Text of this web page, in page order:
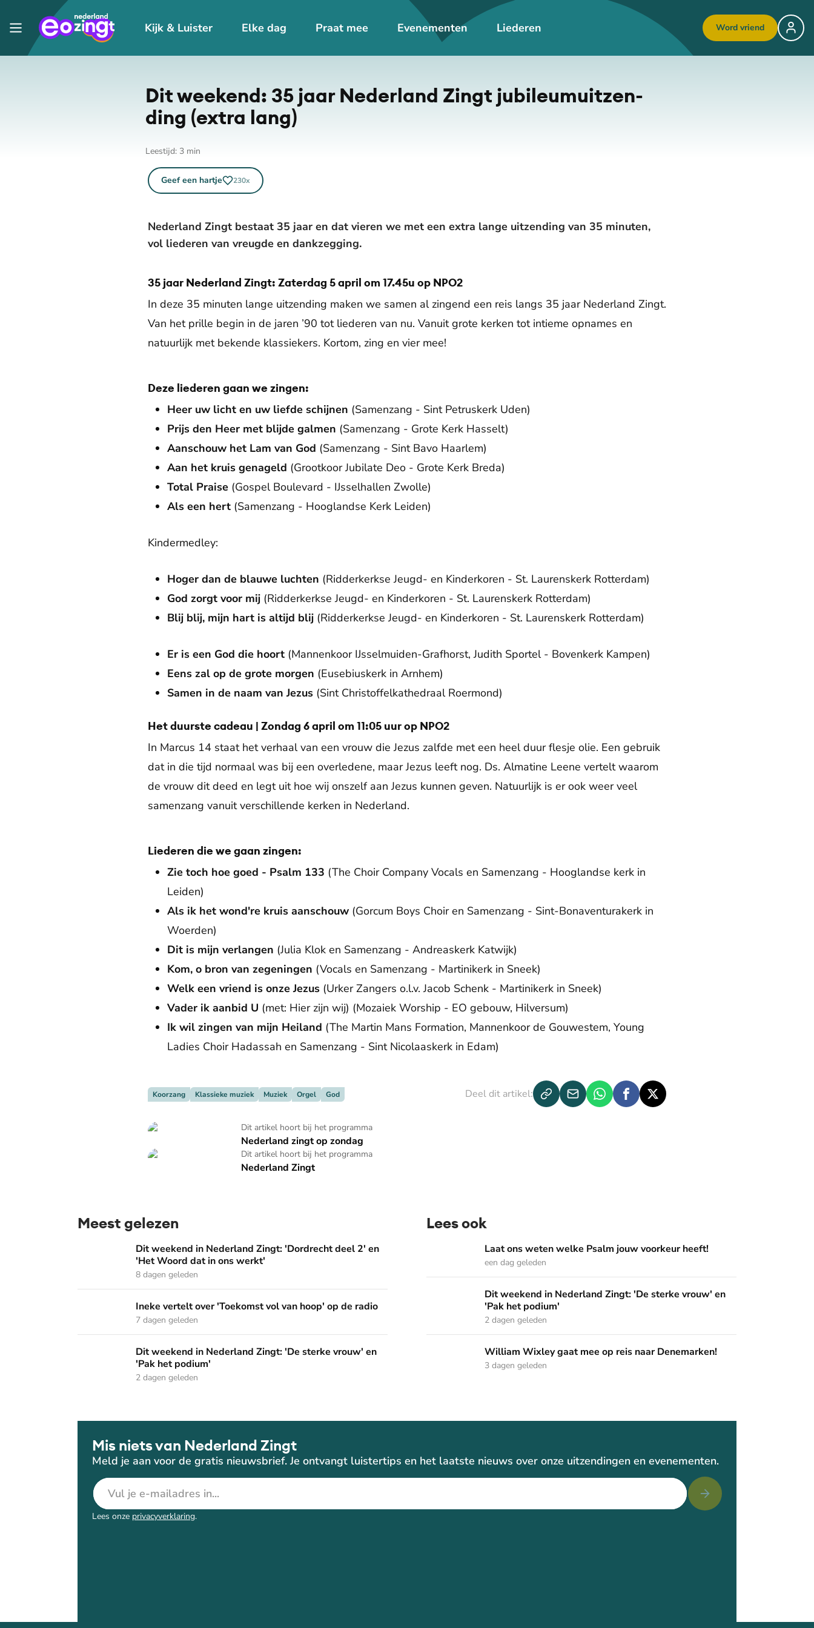
Kijk & Luister Elke dag Praat mee Evenementen Liederen Word vriend
Dit weekend: 35 jaar Nederland Zingt ju­bi­le­um­uit­zen­
ding (extra lang)
Leestijd: 3 min
Geef een hartje 230x
Nederland Zingt bestaat 35 jaar en dat vieren we met een extra lange uitzending van 35 minuten,
vol liederen van vreugde en dankzegging.
35 jaar Nederland Zingt: Zaterdag 5 april om 17.45u op NPO2
In deze 35 minuten lange uitzending maken we samen al zingend een reis langs 35 jaar Nederland Zingt.
Van het prille begin in de jaren ’90 tot liederen van nu. Vanuit grote kerken tot intieme opnames en
natuurlijk met bekende klassiekers. Kortom, zing en vier mee!
Deze liederen gaan we zingen:
Heer uw licht en uw liefde schijnen (Samenzang - Sint Petruskerk Uden)
Prijs den Heer met blijde galmen (Samenzang - Grote Kerk Hasselt)
Aanschouw het Lam van God (Samenzang - Sint Bavo Haarlem)
Aan het kruis genageld (Grootkoor Jubilate Deo - Grote Kerk Breda)
Total Praise (Gospel Boulevard - IJsselhallen Zwolle)
Als een hert (Samenzang - Hooglandse Kerk Leiden)
Kindermedley:
Hoger dan de blauwe luchten (Ridderkerkse Jeugd- en Kinderkoren - St. Laurenskerk Rotterdam)
God zorgt voor mij (Ridderkerkse Jeugd- en Kinderkoren - St. Laurenskerk Rotterdam)
Blij blij, mijn hart is altijd blij (Ridderkerkse Jeugd- en Kinderkoren - St. Laurenskerk Rotterdam)
Er is een God die hoort (Mannenkoor IJsselmuiden-Grafhorst, Judith Sportel - Bovenkerk Kampen)
Eens zal op de grote morgen (Eusebiuskerk in Arnhem)
Samen in de naam van Jezus (Sint Christoffelkathedraal Roermond)
Het duurste cadeau | Zondag 6 april om 11:05 uur op NPO2
In Marcus 14 staat het verhaal van een vrouw die Jezus zalfde met een heel duur flesje olie. Een gebruik
dat in die tijd normaal was bij een overledene, maar Jezus leeft nog. Ds. Almatine Leene vertelt waarom
de vrouw dit deed en legt uit hoe wij onszelf aan Jezus kunnen geven. Natuurlijk is er ook weer veel
samenzang vanuit verschillende kerken in Nederland.
Liederen die we gaan zingen:
Zie toch hoe goed - Psalm 133 (The Choir Company Vocals en Samenzang - Hooglandse kerk in
Leiden)
Als ik het wond're kruis aanschouw (Gorcum Boys Choir en Samenzang - Sint-Bonaventurakerk in
Woerden)
Dit is mijn verlangen (Julia Klok en Samenzang - Andreaskerk Katwijk)
Kom, o bron van zegeningen (Vocals en Samenzang - Martinikerk in Sneek)
Welk een vriend is onze Jezus (Urker Zangers o.l.v. Jacob Schenk - Martinikerk in Sneek)
Vader ik aanbid U (met: Hier zijn wij) (Mozaiek Worship - EO gebouw, Hilversum)
Ik wil zingen van mijn Heiland (The Martin Mans Formation, Mannenkoor de Gouwestem, Young
Ladies Choir Hadassah en Samenzang - Sint Nicolaaskerk in Edam)
Koorzang Klassieke muziek Muziek Orgel God Deel dit artikel:
Dit artikel hoort bij het programma
Nederland zingt op zondag
Nederland zingt op zondag
Dit artikel hoort bij het programma
Nederland Zingt
Nederland Zingt
Meest gelezen
Dit weekend in Nederland Zingt: 'Dordrecht deel 2' en 'Het Woord dat in ons werkt'
Dit weekend in Nederland Zingt: 'Dordrecht deel 2' en
'Het Woord dat in ons werkt'
8 dagen geleden
Ineke vertelt over 'Toekomst vol van hoop' op de radio
Ineke vertelt over 'Toekomst vol van hoop' op de radio
7 dagen geleden
Dit weekend in Nederland Zingt: 'De sterke vrouw' en 'Pak het podium'
Dit weekend in Nederland Zingt: 'De sterke vrouw' en
'Pak het podium'
2 dagen geleden
Lees ook
Laat ons weten welke Psalm jouw voorkeur heeft!
Laat ons weten welke Psalm jouw voorkeur heeft!
een dag geleden
Dit weekend in Nederland Zingt: 'De sterke vrouw' en 'Pak het podium'
Dit weekend in Nederland Zingt: 'De sterke vrouw' en
'Pak het podium'
2 dagen geleden
William Wixley gaat mee op reis naar Denemarken!
William Wixley gaat mee op reis naar Denemarken!
3 dagen geleden
Mis niets van Nederland Zingt
Meld je aan voor de gratis nieuwsbrief. Je ontvangt luistertips en het laatste nieuws over onze uitzendingen en evenementen.
E-mailadres
Lees onze privacyverklaring.